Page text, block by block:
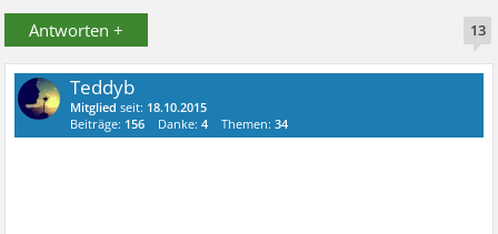
Antworten + 13
Teddyb
Mitglied seit: 18.10.2015
Beiträge: 156 Danke:4 Themen:34